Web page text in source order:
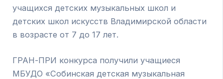
учащихся детских музыкальных школ и
детских школ искусств Владимирской области
в возрасте от 7 до 17 лет.
ГРАН-ПРИ конкурса получили учащиеся
МБУДО «Собинская детская музыкальная